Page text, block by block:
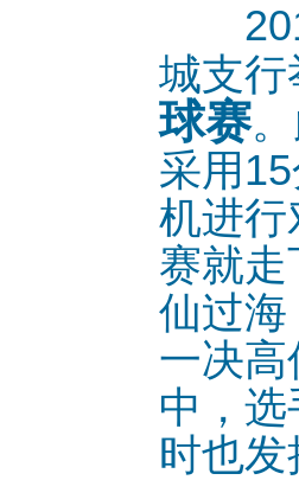
城支行
球赛
采用 15
机进行
赛就走
仙过海
一决
中，
时也